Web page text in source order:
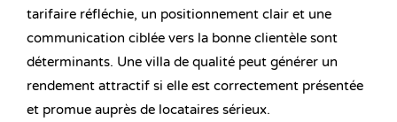
tarifaire réfléchie, un positionnement clair et une
communication ciblée vers la bonne clientèle sont
déterminants. Une villa de qualité peut générer un
rendement attractif si elle est correctement présentée
et promue auprès de locataires sérieux.